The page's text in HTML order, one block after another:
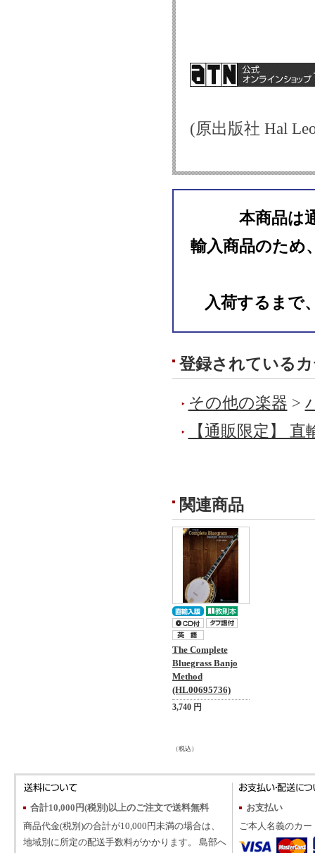
(原出版社 Hal
本商品は
輸入商品のため
入荷するまで
登録されている
その他の楽器 >
【通販限定】 直
関連商品
The Complete
Bluegrass Banjo
Method
(HL00695736)
3,740 円
（税込）
合計10,000円(税別)以上のご注文で送料無料
商品代金(税別)の合計が10,000円未満の場合は、
地域別に所定の配送手数料がかかります。 島部へ
お支払い
ご本人名義のカ